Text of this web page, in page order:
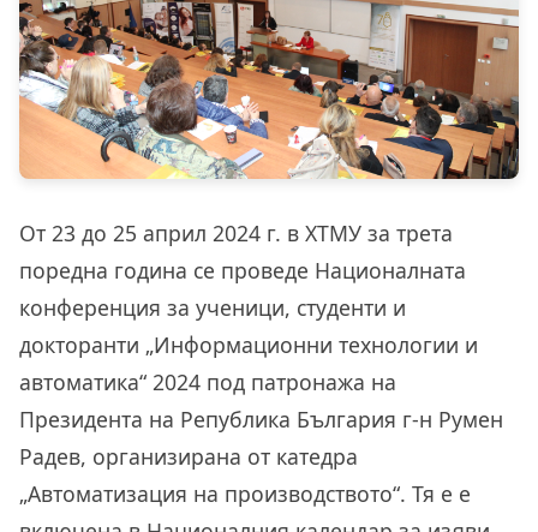
От 23 до 25 април 2024 г. в ХТМУ за трета
поредна година се проведе Националната
конференция за ученици, студенти и
докторанти „Информационни технологии и
автоматика“ 2024 под патронажа на
Президента на Република България г-н Румен
Радев, организирана от катедра
„Автоматизация на производството“. Тя е е